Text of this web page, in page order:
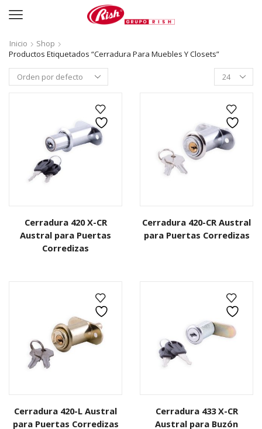
Inicio
Shop
Productos Etiquetados “Cerradura Para Muebles Y Closets”
Productos
per
Cerradura 420 X-CR
Austral para Puertas
Corredizas
Cerradura 420-CR Austral
para Puertas Corredizas
Cerradura 420-L Austral
para Puertas Corredizas
Cerradura 433 X-CR
Austral para Buzón